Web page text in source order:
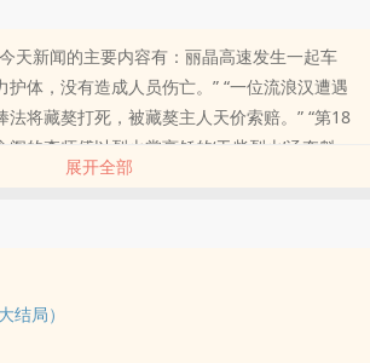
天新闻的主要内容有：丽晶高速发生一起车
体，没有造​​成‌‎­人­员伤亡。” “一位流浪汉遭遇
法将藏獒打死，被藏獒主人天价索赔。” “第18
的李师傅以烈火掌烹饪的‘干柴烈火’汤夺魁，
且看宅男何勇如何凭借系统，一步步在这个武
的武术巨星。
觉得《系统之武术巨星》还不错的话请不要
展开全部
结局）